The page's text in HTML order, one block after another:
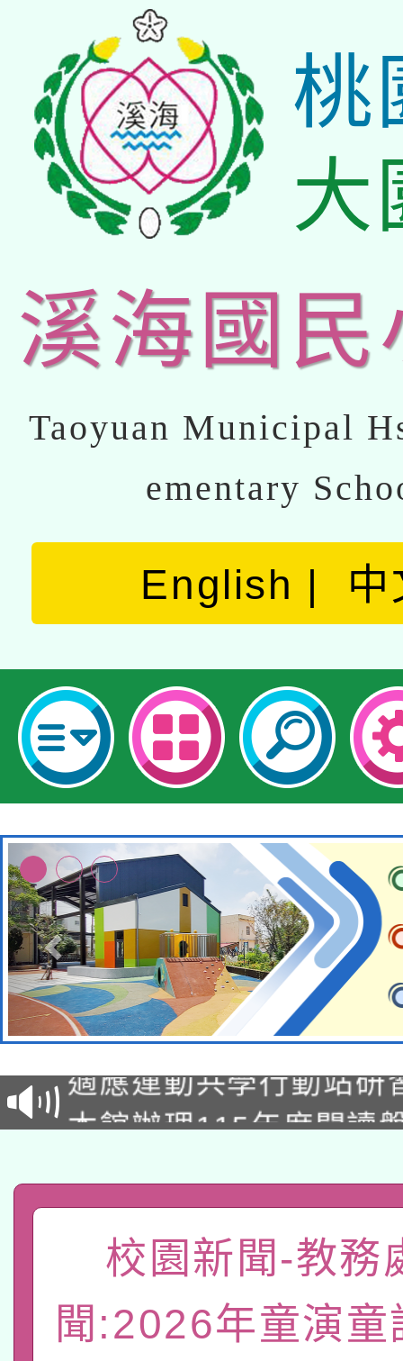
桃
大
溪海國民
Taoyuan Municipal
ementary
English 中
本校115學年度第2次
招甄選結果公告(無人
招)
適應運動共學行動站研
本館辦理115年度閱讀
礎課程
A3數位素養講師名單
「數位內容與教學軟
pilot」
薪期間赴陸應申請許可
轉知經濟部水利署委託
校園新聞-教務
聞:2026年童演童